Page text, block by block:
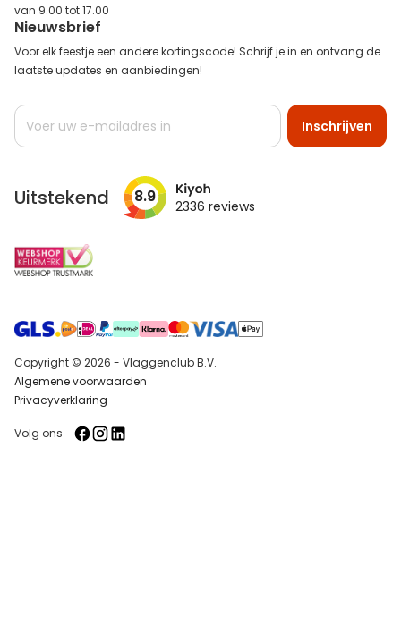
van 9.00 tot 17.00
Nieuwsbrief
Voor elk feestje een andere kortingscode! Schrijf je in en ontvang de
laatste updates en aanbiedingen!
Abonneer
op
Inschrijven
Uitstekend 8.9 2336 reviews
Copyright © 2026 - Vlaggenclub B.V.
Algemene voorwaarden
Privacyverklaring
Volg ons